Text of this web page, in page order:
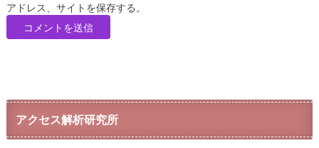
アドレス、サイトを保存する。
アクセス解析研究所